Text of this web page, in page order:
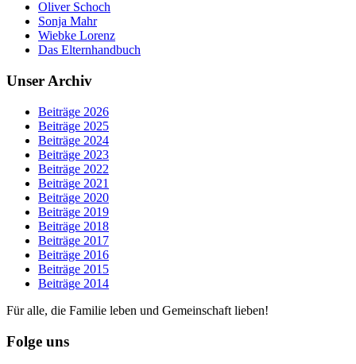
Oliver Schoch
Sonja Mahr
Wiebke Lorenz
Das Elternhandbuch
Unser Archiv
Beiträge 2026
Beiträge 2025
Beiträge 2024
Beiträge 2023
Beiträge 2022
Beiträge 2021
Beiträge 2020
Beiträge 2019
Beiträge 2018
Beiträge 2017
Beiträge 2016
Beiträge 2015
Beiträge 2014
Für alle, die Familie leben und Gemeinschaft lieben!
Folge uns